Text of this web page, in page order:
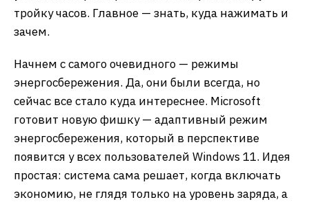
тройку часов. Главное — знать, куда нажимать и
зачем.
Начнем с самого очевидного — режимы
энергосбережения. Да, они были всегда, но
сейчас все стало куда интереснее. Microsoft
готовит новую фишку — адаптивный режим
энергосбережения, который в перспективе
появится у всех пользователей Windows 11. Идея
простая: система сама решает, когда включать
экономию, не глядя только на уровень заряда, а